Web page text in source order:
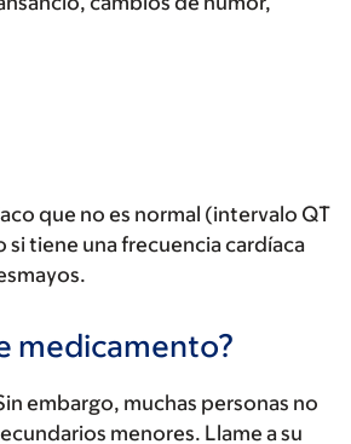
que no es normal (intervalo QT
tiene una frecuencia cardíaca
medicamento?
embargo, muchas personas no
menores. Llame a su